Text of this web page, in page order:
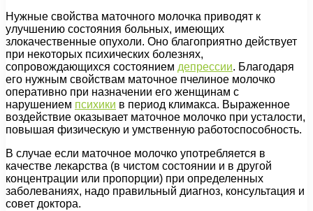
Нужные свойства маточного молочка приводят к
улучшению состояния больных, имеющих
злокачественные опухоли. Оно благоприятно действует
при некоторых психических болезнях,
сопровождающихся состоянием депрессии. Благодаря
его нужным свойствам маточное пчелиное молочко
оперативно при назначении его женщинам с
нарушением психики в период климакса. Выраженное
воздействие оказывает маточное молочко при усталости,
повышая физическую и умственную работоспособность.
В случае если маточное молочко употребляется в
качестве лекарства (в чистом состоянии и в другой
концентрации или пропорции) при определенных
заболеваниях, надо правильный диагноз, консультация и
совет доктора.